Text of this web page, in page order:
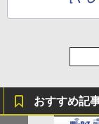
おすすめ記